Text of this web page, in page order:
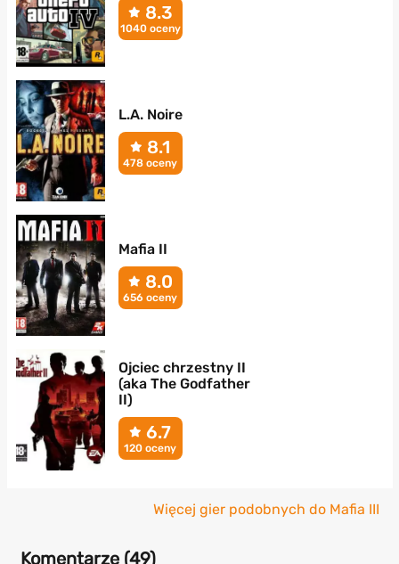
8.3
1040 oceny
L.A. Noire
8.1
478 oceny
Mafia II
8.0
656 oceny
Ojciec chrzestny II
(aka The Godfather
II)
6.7
120 oceny
Więcej gier podobnych do Mafia III
Komentarze (49)